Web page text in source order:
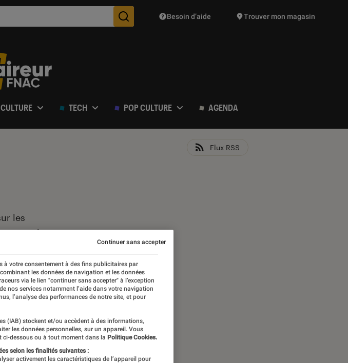
Des suggestions de produits vont vous être proposées
Besoin d’aide Trouver mon magasin
CULTURE TECH POP CULTURE AGENDA
Flux RSS
les
numérique et
à votre consentement à des fins publicitaires par
les données de navigation et les données
via le lien "continuer sans accepter" à l’exception
nos services notamment l’aide dans votre navigation
l’analyse des performances de notre site, et pour
(IAB) stockent et/ou accèdent à des informations,
les données personnelles, sur un appareil. Vous
ci-dessous ou à tout moment dans la Politique Cookies.
selon les finalités suivantes :
activement les caractéristiques de l’appareil pour
Continuer sans accepter